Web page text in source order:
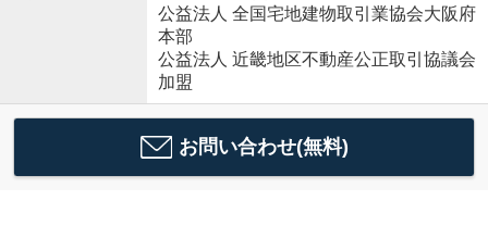
公益法人 全国宅地建物取引業協会大阪府
本部
公益法人 近畿地区不動産公正取引協議会
加盟
お問い合わせ(無料)